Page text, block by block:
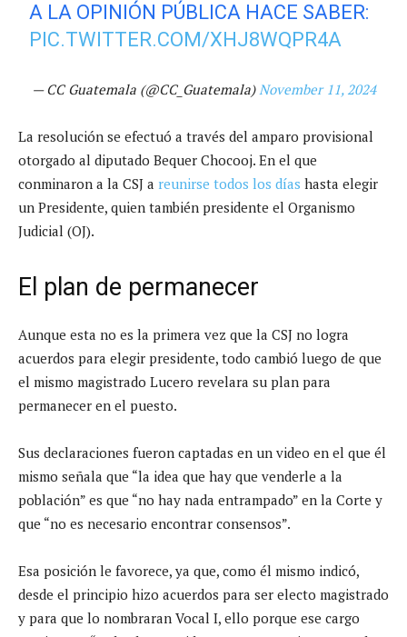
A LA OPINIÓN PÚBLICA HACE SABER:
PIC.TWITTER.COM/XHJ8WQPR4A
— CC Guatemala (@CC_Guatemala)November 11, 2024
La resolución se efectuó a través del amparo provisional
otorgado al diputado Bequer Chocooj. En el que
conminaron a la CSJ a reunirse todos los días hasta elegir
un Presidente, quien también presidente el Organismo
Judicial (OJ).
El plan de permanecer
Aunque esta no es la primera vez que la CSJ no logra
acuerdos para elegir presidente, todo cambió luego de que
el mismo magistrado Lucero revelara su plan para
permanecer en el puesto.
Sus declaraciones fueron captadas en un video en el que él
mismo señala que “la idea que hay que venderle a la
población” es que “no hay nada entrampado” en la Corte y
que “no es necesario encontrar consensos”.
Esa posición le favorece, ya que, como él mismo indicó,
desde el principio hizo acuerdos para ser electo magistrado
y para que lo nombraran Vocal I, ello porque ese cargo